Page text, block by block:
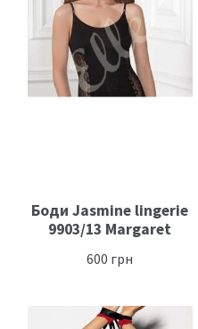
Боди Jasmine lingerie
9903/13 Margaret
600 грн